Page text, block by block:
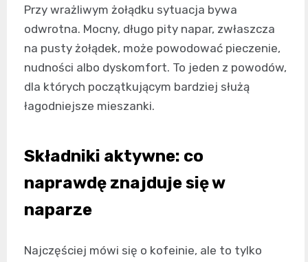
Przy wrażliwym żołądku sytuacja bywa
odwrotna. Mocny, długo pity napar, zwłaszcza
na pusty żołądek, może powodować pieczenie,
nudności albo dyskomfort. To jeden z powodów,
dla których początkującym bardziej służą
łagodniejsze mieszanki.
Składniki aktywne: co
naprawdę znajduje się w
naparze
Najczęściej mówi się o kofeinie, ale to tylko